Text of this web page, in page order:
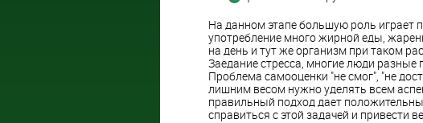
На данном этапе большую роль играет
употребление много жирной еды,
на день и тут же организм при таком
Заедание стресса, многие люди
Проблема самооценки "не смог", "не
лишним весом нужно уделять всем
правильный подход дает
справиться с этой задачей и привести